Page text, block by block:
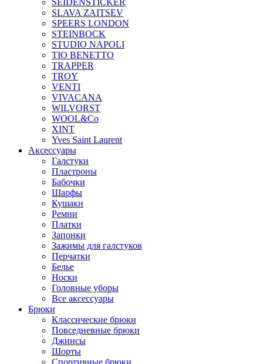
SLAVA ZAITSEV
SPEERS LONDON
STEINBOCK
STUDIO NAPOLI
TIO BENETTO
TRAPPER
TROY
VENTI
VIVACANA
WILVORST
WOOL&Co
XINT
Yves Saint Laurent
Аксессуары
Галстуки
Пластроны
Бабочки
Шарфы
Кушаки
Ремни
Платки
Запонки
Зажимы для галстуков
Перчатки
Белье
Носки
Головные уборы
Все аксессуары
Брюки
Классические брюки
Повседневные брюки
Джинсы
Шорты
Спортивные брюки